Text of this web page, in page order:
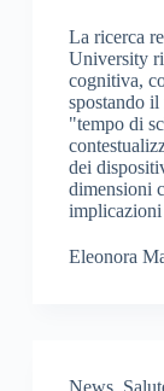
La ricerca
University
cognitiva,
spostando
"tempo di
dei
dimensioni
implicazioni
Eleonora